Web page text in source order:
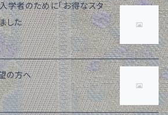
学者のために「お得なスタ
した
の方へ